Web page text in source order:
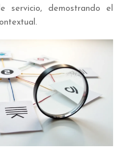
servicio, demostrando el